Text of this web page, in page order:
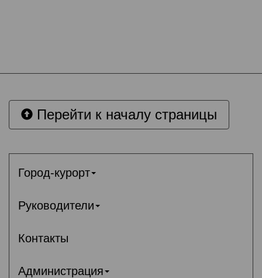
Перейти к началу страницы
Город-курорт
Руководители
Контакты
Администрация